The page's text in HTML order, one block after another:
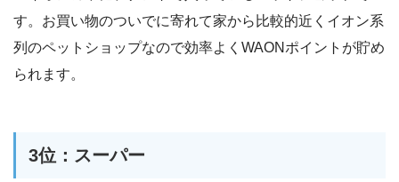
す。お買い物のついでに寄れて家から比較的近くイオン系
列のペットショップなので効率よくWAONポイントが貯め
られます。
3位：スーパー